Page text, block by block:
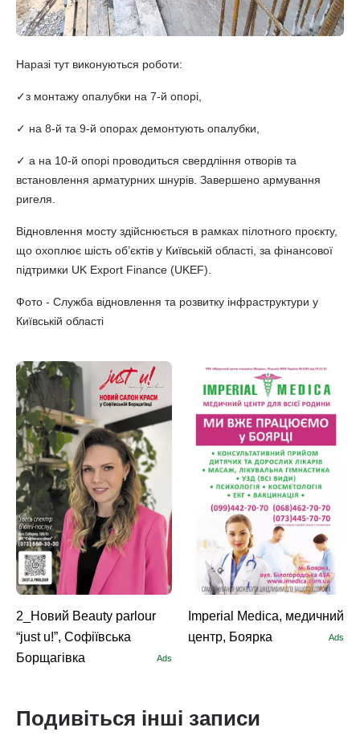
Наразі тут виконуються роботи:
✓з монтажу опалубки на 7-й опорі,
✓ на 8-й та 9-й опорах демонтують опалубки,
✓ а на 10-й опорі проводиться свердління отворів та
встановлення арматурних шнурів. Завершено армування
ригеля.
Відновлення мосту здійснюється в рамках пілотного проєкту,
що охоплює шість об’єктів у Київській області, за фінансової
підтримки UK Export Finance (UKEF).
Фото - Служба відновлення та розвитку інфраструктури у
Київській області
2_Новий Beauty parlour
“just u!”, Софіївська
Борщагівка
Ads
Imperial Medica, медичний
центр, Боярка
Ads
Подивіться інші записи